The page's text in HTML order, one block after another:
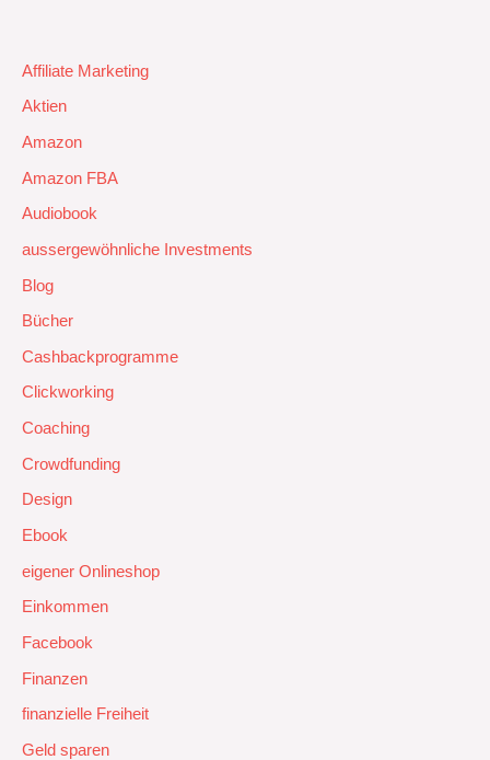
Affiliate Marketing
Aktien
Amazon
Amazon FBA
Audiobook
aussergewöhnliche Investments
Blog
Bücher
Cashbackprogramme
Clickworking
Coaching
Crowdfunding
Design
Ebook
eigener Onlineshop
Einkommen
Facebook
Finanzen
finanzielle Freiheit
Geld sparen